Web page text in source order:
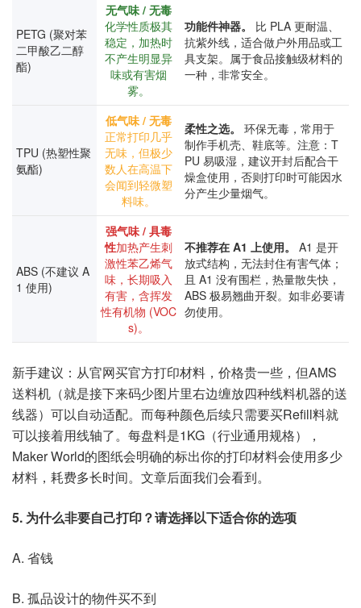
PETG (聚对苯
二甲酸乙二醇
酯)
无气味 / 无毒
化学性质极其
稳定，加热时
不产生明显异
味或有害烟
雾。
功能件神器。
比 PLA 更耐温、
抗紫外线，适合做户外用品或工
具支架。属于食品接触级材料的
一种，非常安全。
TPU (热塑性聚
氨酯)
低气味 / 无毒
正常打印几乎
无味，但极少
数人在高温下
会闻到轻微塑
料味。
柔性之选。
环保无毒，常用于
制作手机壳、鞋底等。注意：T
PU 易吸湿，建议开封后配合干
燥盒使用，否则打印时可能因水
分产生少量烟气。
ABS (不建议 A
1 使用)
强气味 / 具毒
性加热产生刺
激性苯乙烯气
味，长期吸入
有害，含挥发
性有机物 (VOC
s)。
不推荐在 A1 上使用。
A1 是开
放式结构，无法封住有害气体；
且 A1 没有围栏，热量散失快，
ABS 极易翘曲开裂。如非必要请
勿使用。
新手建议：从官网买官方打印材料，价格贵一些，但AMS
送料机（就是接下来码少图片里右边缠放四种线料机器的送
线器）可以自动适配。而每种颜色后续只需要买Refill料就
可以接着用线轴了。每盘料是1KG（行业通用规格），
Maker World的图纸会明确的标出你的打印材料会使用多少
材料，耗费多长时间。文章后面我们会看到。
5. 为什么非要自己打印？请选择以下适合你的选项
A. 省钱
B. 孤品设计的物件买不到